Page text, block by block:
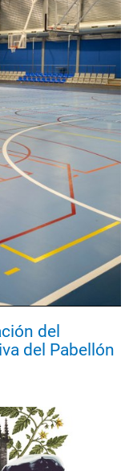
del
del Pabellón